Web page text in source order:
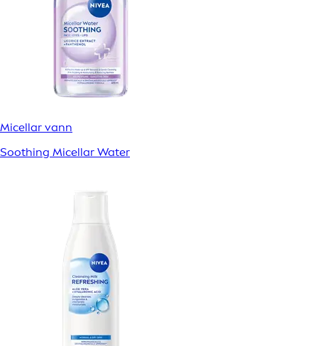
Micellar vann
Soothing Micellar Water